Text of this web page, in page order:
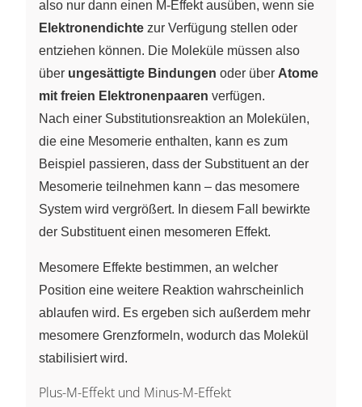
also nur dann einen M-Effekt ausüben, wenn sie
Elektronendichte zur Verfügung stellen oder
entziehen können. Die Moleküle müssen also
über ungesättigte Bindungen oder über Atome
mit freien Elektronenpaaren verfügen.
Nach einer Substitutionsreaktion an Molekülen,
die eine Mesomerie enthalten, kann es zum
Beispiel passieren, dass der Substituent an der
Mesomerie teilnehmen kann – das mesomere
System wird vergrößert. In diesem Fall bewirkte
der Substituent einen mesomeren Effekt.
Mesomere Effekte bestimmen, an welcher
Position eine weitere Reaktion wahrscheinlich
ablaufen wird. Es ergeben sich außerdem mehr
mesomere Grenzformeln, wodurch das Molekül
stabilisiert wird.
Plus-M-Effekt und Minus-M-Effekt